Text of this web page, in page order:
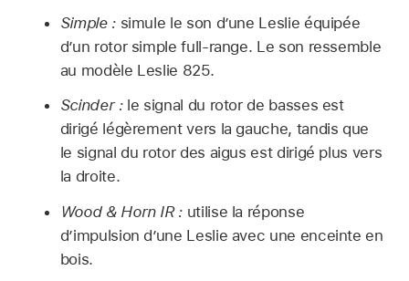
Simple :simule le son d’une Leslie équipée
d’un rotor simple full-range. Le son ressemble
au modèle Leslie 825.
Scinder :le signal du rotor de basses est
dirigé légèrement vers la gauche, tandis que
le signal du rotor des aigus est dirigé plus vers
la droite.
Wood & Horn IR : utilise la réponse
d’impulsion d’une Leslie avec une enceinte en
bois.